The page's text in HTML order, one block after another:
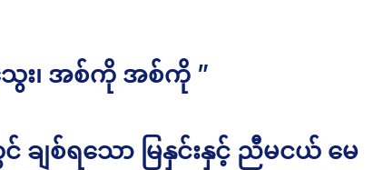
ေး၊ အစ်ကို အစ်ကို ”
ချစ်ရသော မြနှင်းနှင့် ညီမငယ် မေ